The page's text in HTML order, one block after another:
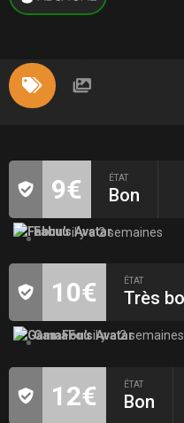
9€ ÉTAT
Bon
Fabuuil y a 2 semaines
10€ ÉTAT
Très
GamaFouil y a 2 semaines
12€ ÉTAT
Bon